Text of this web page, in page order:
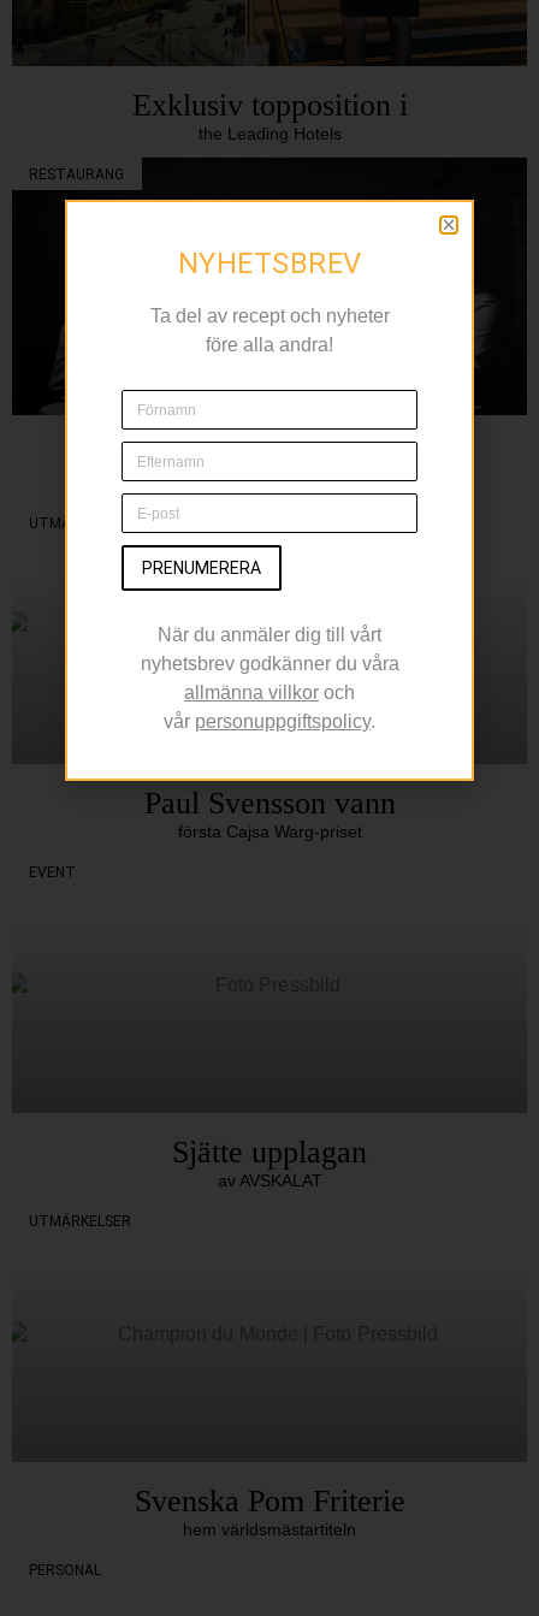
Exklusiv topposition i
the Leading Hotels
RESTAURANG
L’Avventura bjuder in
till temamånader
UTMÄRKELSER
Paul Svensson vann
första Cajsa Warg-priset
EVENT
Sjätte upplagan
av AVSKALAT
UTMÄRKELSER
Svenska Pom Friterie
hem världsmästartiteln
PERSONAL
NYHETSBREV
Ta del av recept och nyheter
före alla andra!
PRENUMERERA
När du anmäler dig till vårt
nyhetsbrev godkänner du våra
allmänna villkor och
vår personuppgiftspolicy.